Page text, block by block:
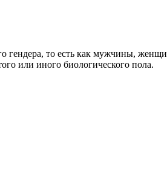
гендера, то есть как мужчины,
или иного биологического пола.